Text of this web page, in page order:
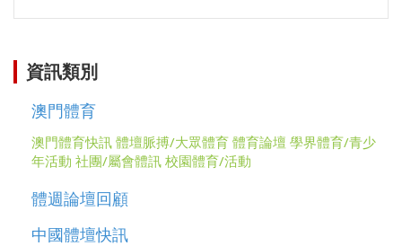
資訊類別
澳門體育
澳門體育快訊 體壇脈搏/大眾體育 體育論壇 學界體育/青少
年活動 社團/屬會體訊 校園體育/活動
體週論壇回顧
中國體壇快訊